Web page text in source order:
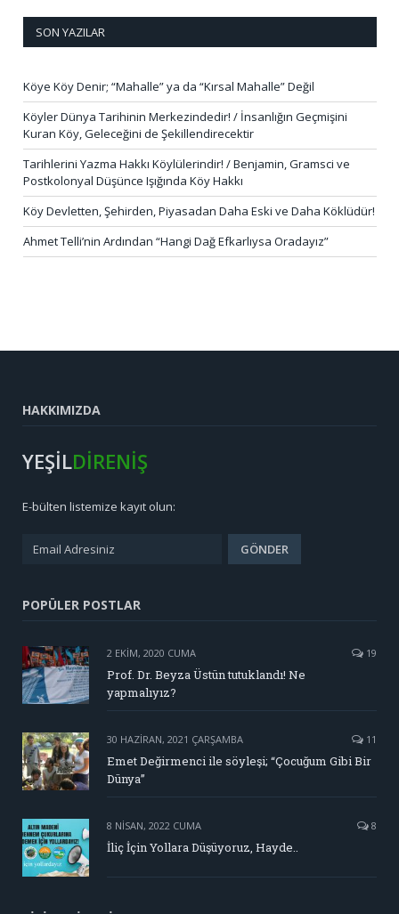
SON YAZILAR
Köye Köy Denir; “Mahalle” ya da “Kırsal Mahalle” Değil
Köyler Dünya Tarihinin Merkezindedir! / İnsanlığın Geçmişini
Kuran Köy, Geleceğini de Şekillendirecektir
Tarihlerini Yazma Hakkı Köylülerindir! / Benjamin, Gramsci ve
Postkolonyal Düşünce Işığında Köy Hakkı
Köy Devletten, Şehirden, Piyasadan Daha Eski ve Daha Köklüdür!
Ahmet Telli’nin Ardından “Hangi Dağ Efkarlıysa Oradayız”
HAKKIMIZDA
YEŞİLDİRENİŞ
E-bülten listemize kayıt olun:
POPÜLER POSTLAR
2 EKIM, 2020 CUMA 19
Prof. Dr. Beyza Üstün tutuklandı! Ne
yapmalıyız?
30 HAZIRAN, 2021 ÇARŞAMBA 11
Emet Değirmenci ile söyleşi; “Çocuğum Gibi Bir
Dünya”
8 NISAN, 2022 CUMA 8
İliç İçin Yollara Düşüyoruz, Hayde..